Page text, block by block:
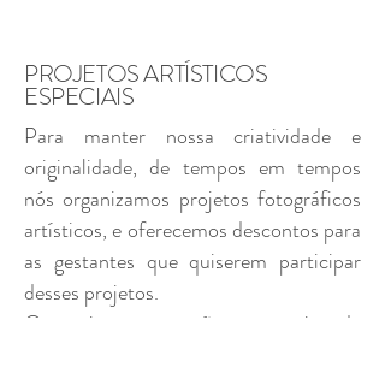
PROJETOS ARTÍSTICOS
ESPECIAIS
Para manter nossa criatividade e
originalidade, de tempos em tempos
nós organizamos projetos fotográficos
artísticos, e oferecemos descontos para
as gestantes que quiserem participar
desses projetos.
Os mais comuns são os ensaios de